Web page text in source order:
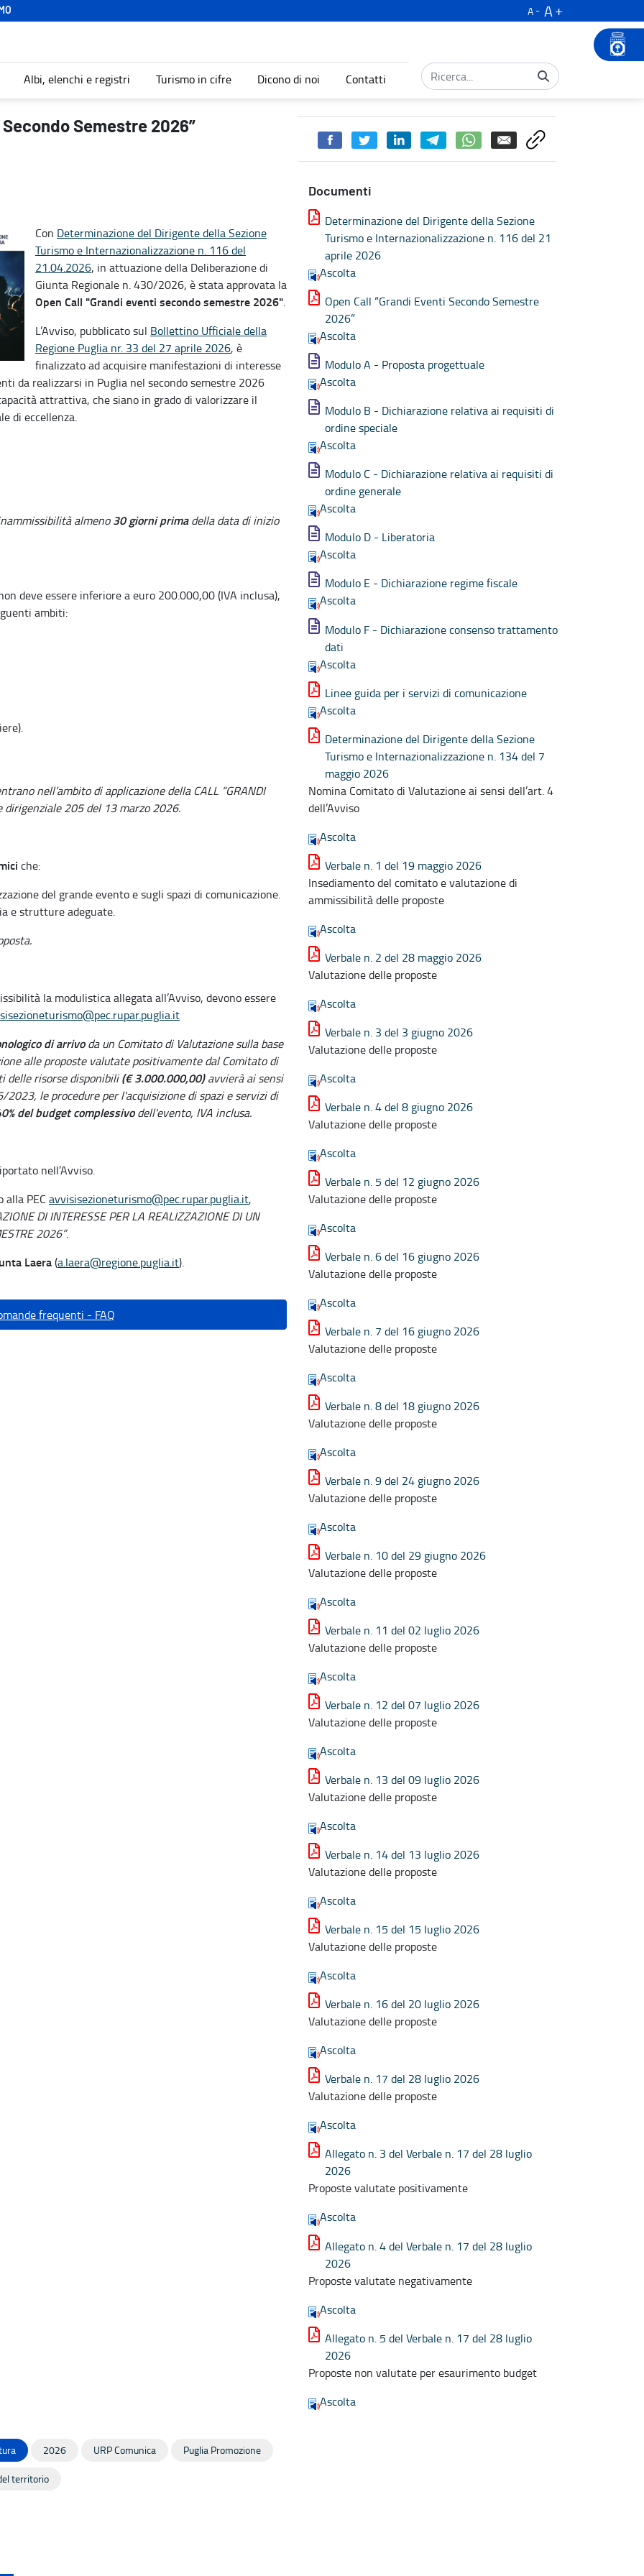
A
A
Albi, elenchi e registri Turismo in cifre Dicono di noi Contatti
Semestre 2026”
Con Determinazione del Dirigente della Sezione
Turismo e Internazionalizzazione n. 116 del
21.04.2026, in attuazione della Deliberazione di
Giunta Regionale n. 430/2026, è stata approvata la
Open Call "Grandi eventi secondo semestre 2026".
L’Avviso, pubblicato sul Bollettino Ufficiale della
Regione Puglia nr. 33 del 27 aprile 2026, è
finalizzato ad acquisire manifestazioni di interesse
da realizzarsi in Puglia nel secondo semestre 2026
attrattiva, che siano in grado di valorizzare il
di eccellenza.
almeno30 giorni primadella data di inizio
deve essere inferiore a euro 200.000,00 (IVA inclusa),
ambiti:
nell’ambito di applicazione della CALL “GRANDI
dirigenziale 205 del 13 marzo 2026.
che:
del grande evento e sugli spazi di comunicazione.
e strutture adeguate.
la modulistica allegata all’Avviso, devono essere
di arrivoda un Comitato di Valutazione sulla base
alle proposte valutate positivamente dal Comitato di
delle risorse disponibili(€ 3.000.000,00)avvierà ai sensi
le procedure per l'acquisizione di spazi e servizi di
del budget complessivodell'evento, IVA inclusa.
nell’Avviso.
alla PEC avvisisezioneturismo@pec.rupar.puglia.it,
DI INTERESSE PER LA REALIZZAZIONE DI UN
2026”.
Laera(a.laera@regione.puglia.it).
frequenti - FAQ
Documenti
Determinazione del Dirigente della Sezione
Turismo e Internazionalizzazione n. 116 del 21
aprile 2026
Ascolta
Open Call “Grandi Eventi Secondo Semestre
2026”
Ascolta
Modulo A - Proposta progettuale
Ascolta
Modulo B - Dichiarazione relativa ai requisiti di
ordine speciale
Ascolta
Modulo C - Dichiarazione relativa ai requisiti di
ordine generale
Ascolta
Modulo D - Liberatoria
Ascolta
Modulo E - Dichiarazione regime fiscale
Ascolta
Modulo F - Dichiarazione consenso trattamento
dati
Ascolta
Linee guida per i servizi di comunicazione
Ascolta
Determinazione del Dirigente della Sezione
Turismo e Internazionalizzazione n. 134 del 7
maggio 2026
Nomina Comitato di Valutazione ai sensi dell’art. 4
dell’Avviso
Ascolta
Verbale n. 1 del 19 maggio 2026
Insediamento del comitato e valutazione di
ammissibilità delle proposte
Ascolta
Verbale n. 2 del 28 maggio 2026
Valutazione delle proposte
Ascolta
Verbale n. 3 del 3 giugno 2026
Valutazione delle proposte
Ascolta
Verbale n. 4 del 8 giugno 2026
Valutazione delle proposte
Ascolta
Verbale n. 5 del 12 giugno 2026
Valutazione delle proposte
Ascolta
Verbale n. 6 del 16 giugno 2026
Valutazione delle proposte
Ascolta
Verbale n. 7 del 16 giugno 2026
Valutazione delle proposte
Ascolta
Verbale n. 8 del 18 giugno 2026
Valutazione delle proposte
Ascolta
Verbale n. 9 del 24 giugno 2026
Valutazione delle proposte
Ascolta
Verbale n. 10 del 29 giugno 2026
Valutazione delle proposte
Ascolta
Verbale n. 11 del 02 luglio 2026
Valutazione delle proposte
Ascolta
Verbale n. 12 del 07 luglio 2026
Valutazione delle proposte
Ascolta
Verbale n. 13 del 09 luglio 2026
Valutazione delle proposte
Ascolta
Verbale n. 14 del 13 luglio 2026
Valutazione delle proposte
Ascolta
Verbale n. 15 del 15 luglio 2026
Valutazione delle proposte
Ascolta
Verbale n. 16 del 20 luglio 2026
Valutazione delle proposte
Ascolta
Verbale n. 17 del 28 luglio 2026
Valutazione delle proposte
Ascolta
Allegato n. 3 del Verbale n. 17 del 28 luglio
2026
Proposte valutate positivamente
Ascolta
Allegato n. 4 del Verbale n. 17 del 28 luglio
2026
Proposte valutate negativamente
Ascolta
Allegato n. 5 del Verbale n. 17 del 28 luglio
2026
Proposte non valutate per esaurimento budget
Ascolta
2026 URP Comunica Puglia Promozione
territorio